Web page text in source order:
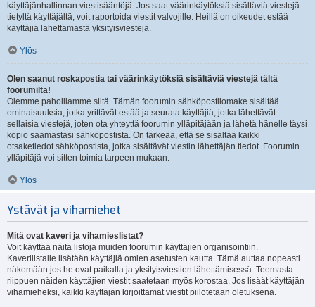
käyttäjänhallinnan viestisääntöjä. Jos saat väärinkäytöksiä sisältäviä viestejä
tietyltä käyttäjältä, voit raportoida viestit valvojille. Heillä on oikeudet estää
käyttäjiä lähettämästä yksityisviestejä.
Ylös
Olen saanut roskapostia tai väärinkäytöksiä sisältäviä viestejä tältä
foorumilta!
Olemme pahoillamme siitä. Tämän foorumin sähköpostilomake sisältää
ominaisuuksia, jotka yrittävät estää ja seurata käyttäjiä, jotka lähettävät
sellaisia viestejä, joten ota yhteyttä foorumin ylläpitäjään ja lähetä hänelle täysi
kopio saamastasi sähköpostista. On tärkeää, että se sisältää kaikki
otsaketiedot sähköpostista, jotka sisältävät viestin lähettäjän tiedot. Foorumin
ylläpitäjä voi sitten toimia tarpeen mukaan.
Ylös
Ystävät ja vihamiehet
Mitä ovat kaveri ja vihamieslistat?
Voit käyttää näitä listoja muiden foorumin käyttäjien organisointiin.
Kaverilistalle lisätään käyttäjiä omien asetusten kautta. Tämä auttaa nopeasti
näkemään jos he ovat paikalla ja yksityisviestien lähettämisessä. Teemasta
riippuen näiden käyttäjien viestit saatetaan myös korostaa. Jos lisäät käyttäjän
vihamieheksi, kaikki käyttäjän kirjoittamat viestit piilotetaan oletuksena.